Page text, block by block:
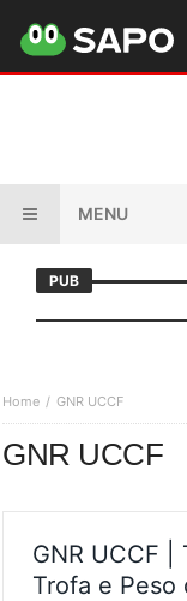
MENU
PUB
Home GNR UCCF
GNR UCCF
GNR UCCF |
Trofa e Peso